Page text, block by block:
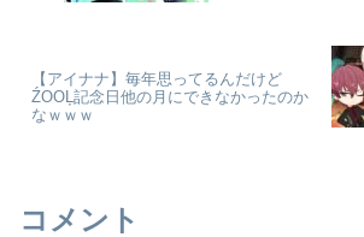
【アイナナ】毎年思ってるんだけど
ŹOOĻ記念日他の月にできなかったのか
なｗｗｗ
コメント